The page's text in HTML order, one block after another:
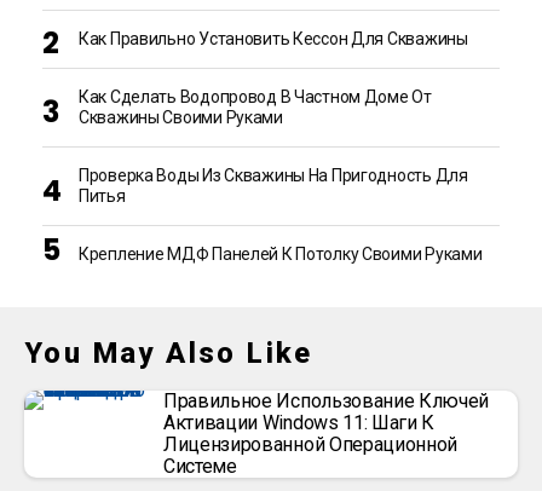
Как Правильно Установить Кессон Для Скважины
Как Сделать Водопровод В Частном Доме От
Скважины Своими Руками
Проверка Воды Из Скважины На Пригодность Для
Питья
Крепление МДФ Панелей К Потолку Своими Руками
You May Also Like
Правильное Использование Ключей
Активации Windows 11: Шаги К
Лицензированной Операционной
Системе